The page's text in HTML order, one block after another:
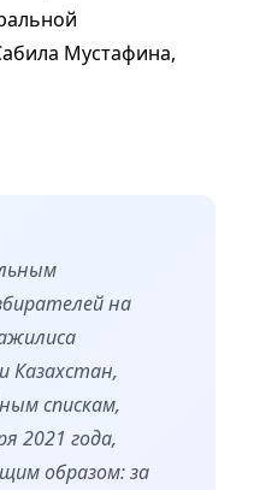
Мустафина,
на
Казахстан,
спискам,
2021 года,
образом: за